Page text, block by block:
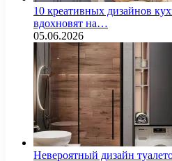
10 креативных дизайнов
вдохновят на…
05.06.2026
Невероятный дизайн